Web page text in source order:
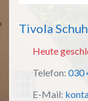
Tivola
Heute
Telefon: 030
E-Mail: